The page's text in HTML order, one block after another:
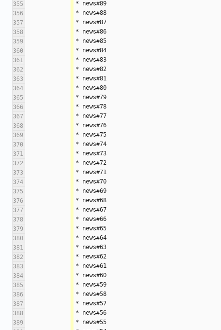
355
* news#89
356
* news#88
357
* news#87
358
* news#86
359
* news#85
360
* news#84
361
* news#83
362
* news#82
363
* news#81
364
* news#80
365
* news#79
366
* news#78
367
* news#77
368
* news#76
369
* news#75
370
* news#74
371
* news#73
372
* news#72
373
* news#71
374
* news#70
375
* news#69
376
* news#68
377
* news#67
378
* news#66
379
* news#65
380
* news#64
381
* news#63
382
* news#62
383
* news#61
384
* news#60
385
* news#59
386
* news#58
387
* news#57
388
* news#56
389
* news#55